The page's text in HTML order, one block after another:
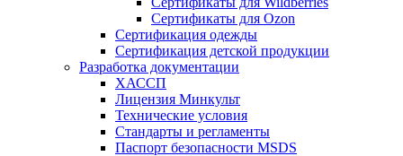
Сертификаты для Ozon
Сертификация одежды
Сертификация детской продукции
Разработка документации
ХАССП
Лицензия Минкульт
Технические условия
Стандарты и регламенты
Паспорт безопасности MSDS